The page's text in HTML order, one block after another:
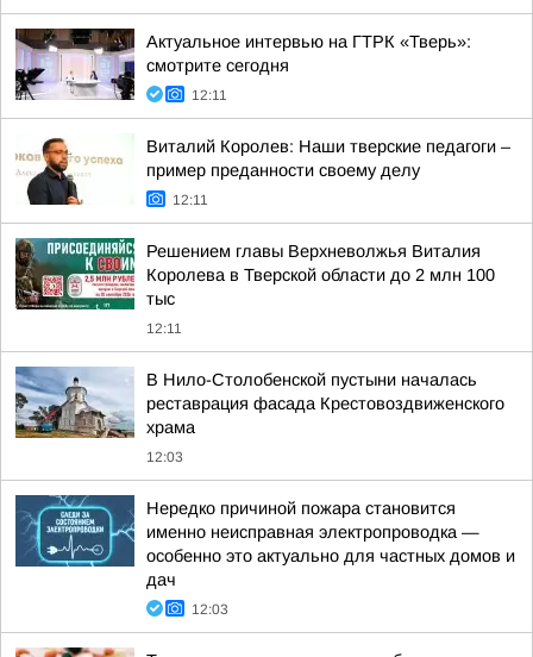
Актуальное интервью на ГТРК «Тверь»:
смотрите сегодня
12:11
Виталий Королев: Наши тверские педагоги –
пример преданности своему делу
12:11
Решением главы Верхневолжья Виталия
Королева в Тверской области до 2 млн 100
тыс
12:11
В Нило-Столобенской пустыни началась
реставрация фасада Крестовоздвиженского
храма
12:03
Нередко причиной пожара становится
именно неисправная электропроводка —
особенно это актуально для частных домов и
дач
12:03